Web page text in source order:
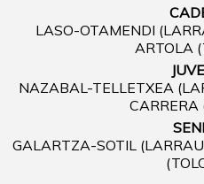
LASO-OTAMENDI
ARTOLA
NAZABAL-TELLETXEA
CARRERA
GALARTZA-SOTIL